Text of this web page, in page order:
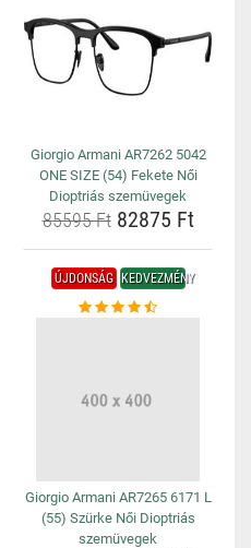
Giorgio Armani AR7262 5042
ONE SIZE (54) Fekete Női
Dioptriás szemüvegek
85595 Ft82875 Ft
ÚJDONSÁG KEDVEZMÉNY
Giorgio Armani AR7265 6171 L
(55) Szürke Női Dioptriás
szemüvegek